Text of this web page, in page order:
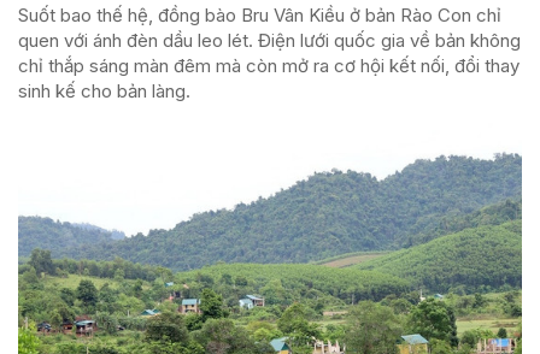
Suốt bao thế hệ, đồng bào Bru Vân Kiều ở bản Rào Con chỉ
quen với ánh đèn dầu leo lét. Điện lưới quốc gia về bản không
chỉ thắp sáng màn đêm mà còn mở ra cơ hội kết nối, đổi thay
sinh kế cho bản làng.